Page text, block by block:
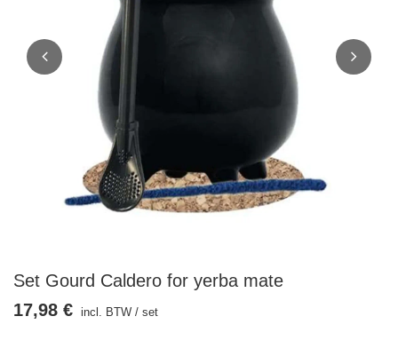
Set Gourd Caldero for yerba mate
17,98 € incl. BTW / set